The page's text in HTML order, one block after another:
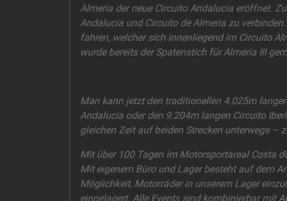
Almeria der neue Circuito Andalucia eröffnet.
Andalucia und Circuito de Almeria zu
fahren, welcher sich innenliegend im Circuito
wurde bereits der Spatenstich für Almeria III
Man kann jetzt den traditionellen 4.025m
Andalucia oder den 9.204m langen Circuito
gleichen Zeit auf beiden Strecken unterwegs –
Mit über 100 Tagen im Motorsportareal Costa
Mit eigenem Büro und Lager besteht auf dem
Möglichkeit, Motorräder in unserem Lager
eingelagert. Alle Events sind kombinierbar mit